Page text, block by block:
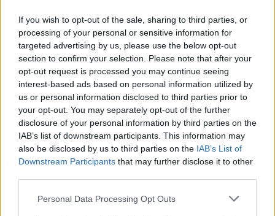
If you wish to opt-out of the sale, sharing to third parties, or
processing of your personal or sensitive information for
targeted advertising by us, please use the below opt-out
section to confirm your selection. Please note that after your
opt-out request is processed you may continue seeing
interest-based ads based on personal information utilized by
us or personal information disclosed to third parties prior to
your opt-out. You may separately opt-out of the further
disclosure of your personal information by third parties on the
IAB’s list of downstream participants. This information may
also be disclosed by us to third parties on the IAB’s List of
Downstream Participants that may further disclose it to other
Personal Data Processing Opt Outs
Η Chery επενδύει 75 εκατ. δολάρια στην KG Mobility
Το FIAT 500 Hybrid τώρα από
18.990 ευρώ
Ατρόμητος και Novibet
συνεχίζουν μαζί: Ανανέωση της
συνεργασίας τους μέχρι το
2028
18η συνεχόμενη χρονιά για τον ΟΤΕ στη διεθνή σειρά δεικτών